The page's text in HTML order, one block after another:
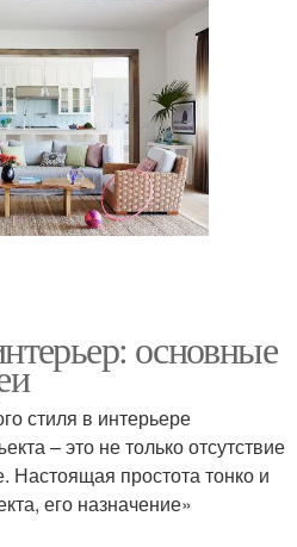
основные
стиля в интерьере
– это не только отсутствие
Настоящая простота тонко и
его назначение»